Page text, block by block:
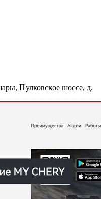
Пулковское шоссе, д.